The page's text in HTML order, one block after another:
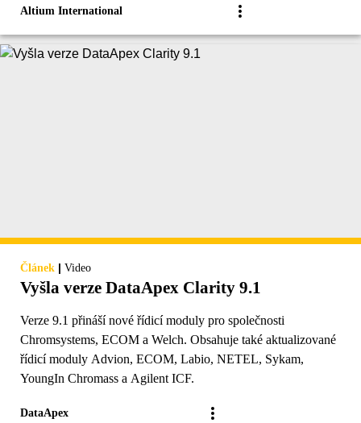
Altium International
Článek | Video
Vyšla verze DataApex Clarity 9.1
Verze 9.1 přináší nové řídicí moduly pro společnosti
Chromsystems, ECOM a Welch. Obsahuje také aktualizované
řídicí moduly Advion, ECOM, Labio, NETEL, Sykam,
YoungIn Chromass a Agilent ICF.
DataApex